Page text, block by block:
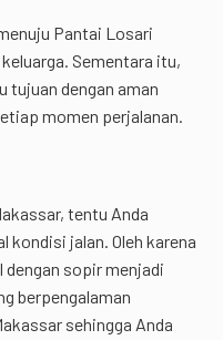
Pantai Losari
Sementara itu,
tujuan dengan aman
momen perjalanan.
tentu Anda
kondisi jalan. Oleh karena
sopir menjadi
berpengalaman
sehingga Anda